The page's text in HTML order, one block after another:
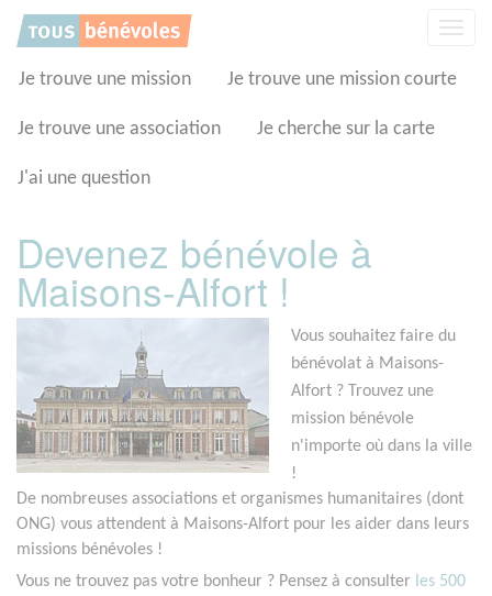
Je trouve une mission Je trouve une mission courte
Je trouve une association Je cherche sur la carte
J'ai une question
Devenez bénévole à
Maisons-Alfort !
Vous souhaitez faire du
bénévolat à Maisons-
Alfort ? Trouvez une
mission bénévole
n'importe où dans la ville
!
De nombreuses associations et organismes humanitaires (dont
ONG) vous attendent à Maisons-Alfort pour les aider dans leurs
missions bénévoles !
Vous ne trouvez pas votre bonheur ? Pensez à consulter les 500
Panneau de gestion des cookies